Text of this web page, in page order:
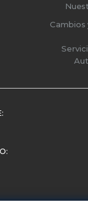
Cambios